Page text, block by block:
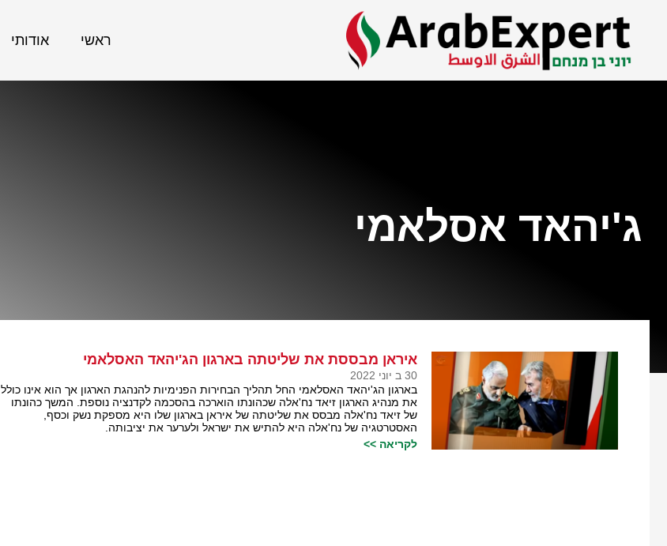
ראשי אודותי
ג'יהאד אסלאמי
איראן מבססת את שליטתה בארגון הג'יהאד האסלאמי
30 ב יוני 2022
בארגון הג'יהאד האסלאמי החל תהליך הבחירות הפנימיות להנהגת הארגון אך הוא אינו כולל
את מנהיג הארגון זיאד נח'אלה שכהונתו הוארכה בהסכמה לקדנציה נוספת. המשך כהונתו
של זיאד נח'אלה מבסס את שליטתה של איראן בארגון שלו היא מספקת נשק וכסף,
האסטרטגיה של נח'אלה היא להתיש את ישראל ולערער את יציבותה.
לקריאה >>